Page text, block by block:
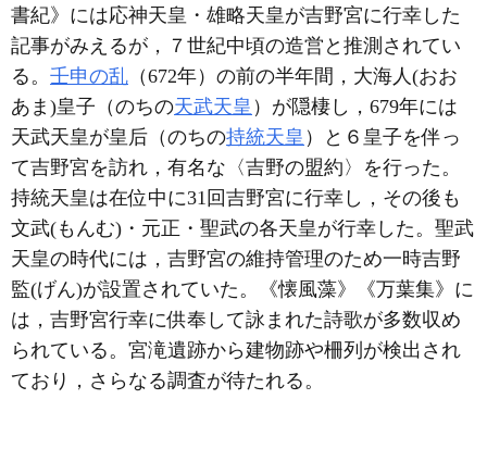
書紀》には応神天皇・雄略天皇が吉野宮に行幸した
記事がみえるが，７世紀中頃の造営と推測されてい
る。 壬申の乱 （672年）の前の半年間，大海人(おお
あま)皇子（のちの天武天皇 ）が隠棲し，679年には
天武天皇が皇后（のちの持統天皇 ）と６皇子を伴っ
て吉野宮を訪れ，有名な〈吉野の盟約〉を行った。
持統天皇は在位中に31回吉野宮に行幸し，その後も
文武(もんむ)・元正・聖武の各天皇が行幸した。聖武
天皇の時代には，吉野宮の維持管理のため一時吉野
監(げん)が設置されていた。《懐風藻》《万葉集》に
は，吉野宮行幸に供奉して詠まれた詩歌が多数収め
られている。宮滝遺跡から建物跡や柵列が検出され
ており，さらなる調査が待たれる。